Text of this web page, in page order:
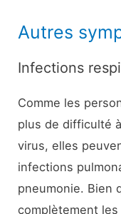
Autres
Infections
Comme les
plus de difficulté
virus, elles
infections
pneumonie. Bien
complètement